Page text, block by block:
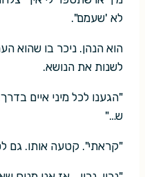
לא 'שעמם".
הוא הנהן. ניכר בו שהוא
לשנות את הנושא.
"הגענו לכל מיני איים
ש…"
"קראתי". קטעה אותו. גם